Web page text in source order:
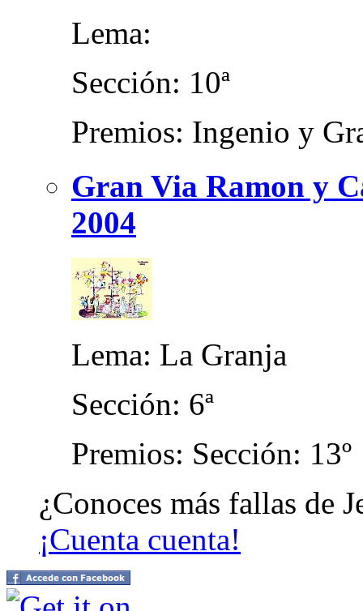
Lema:
Sección: 10ª
Premios: Ingenio y
Gran Via Ramon y
2004
Lema: La Granja
Sección: 6ª
Premios: Sección: 13º
¿Conoces más fallas de
¡Cuenta cuenta!